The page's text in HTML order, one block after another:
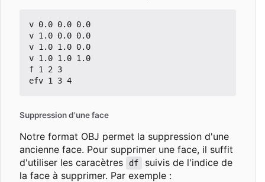
v 0.0 0.0 0.0
v 1.0 0.0 0.0
v 1.0 1.0 0.0
v 1.0 1.0 1.0
f 1 2 3
Suppression d'une face
Notre format OBJ permet la suppression d'une
ancienne face. Pour supprimer une face, il suffit
d'utiliser les caracètres
df
suivis de l'indice de
la face à supprimer. Par exemple :